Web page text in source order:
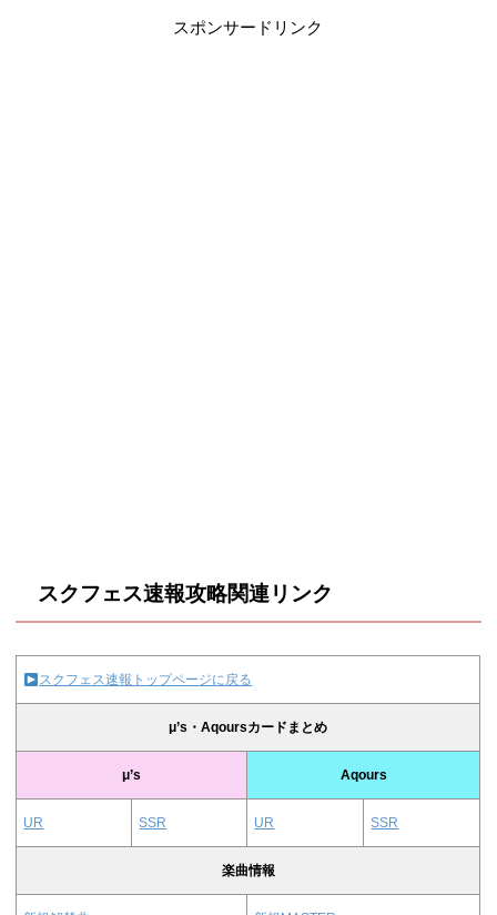
スポンサードリンク
スクフェス速報攻略関連リンク
スクフェス速報トップページに戻る
μ’s・Aqoursカードまとめ
μ’s Aqours
UR SSR UR SSR
楽曲情報